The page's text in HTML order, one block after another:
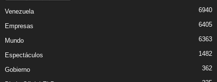
Venezuela 6940
Empresas 6405
Mundo 6363
Espectáculos 1482
Gobierno 362